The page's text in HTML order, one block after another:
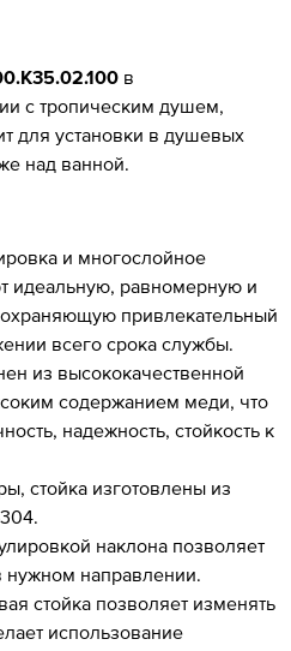
в
с тропическим душем,
для установки в душевых
над ванной.
и многослойное
идеальную, равномерную и
привлекательный
всего срока службы.
из высококачественной
содержанием меди, что
надежность, стойкость к
стойка изготовлены из
наклона позволяет
нужном направлении.
стойка позволяет изменять
использование